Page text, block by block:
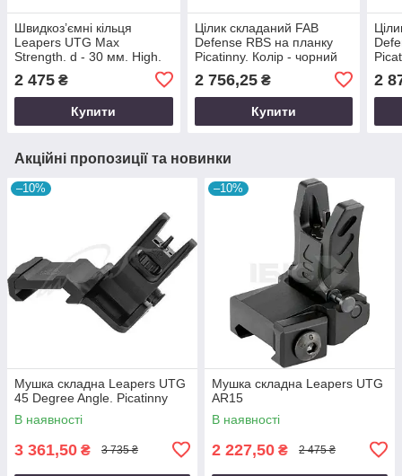
Швидкоз’ємні кільця
Leapers UTG Max
Strength. d - 30 мм. High.
2 475 ₴
Купити
Цілик складаний FAB
Defense RBS на планку
Picatinny. Колір - чорний
2 756,25₴
Купити
2
Акційні пропозиції та новинки
–10%
Мушка складна Leapers UTG
45 Degree Angle. Picatinny
В наявності
3 361,50 ₴ 3 735 ₴
–10%
Мушка складна Leapers UTG
AR15
В наявності
2 227,50 ₴ 2 475 ₴